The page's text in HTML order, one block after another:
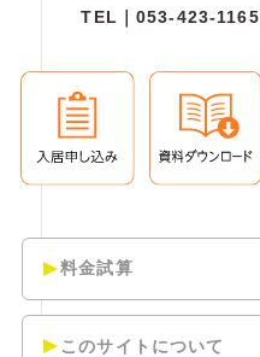
TEL｜ 053-423-1165
料金試算
このサイトについて